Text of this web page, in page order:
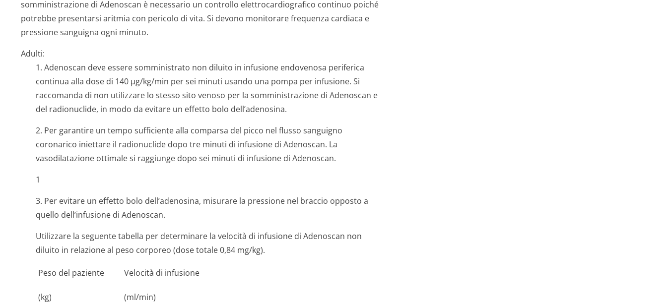
somministrazione di Adenoscan è necessario un controllo elettrocardio­grafico continuo poiché
potrebbe presentarsi aritmia con pericolo di vita. Si devono monitorare frequenza cardiaca e
pressione sanguigna ogni minuto.
Adulti:
1. Adenoscan deve essere somministrato non diluito in infusione endovenosa periferica
continua alla dose di 140 µg/kg/min per sei minuti usando una pompa per infusione. Si
raccomanda di non utilizzare lo stesso sito venoso per la somministrazione di Adenoscan e
del radionuclide, in modo da evitare un effetto bolo dell’adenosina.
2. Per garantire un tempo sufficiente alla comparsa del picco nel flusso sanguigno
coronarico iniettare il radionuclide dopo tre minuti di infusione di Adenoscan. La
vasodilatazione ottimale si raggiunge dopo sei minuti di infusione di Adenoscan.
1
3. Per evitare un effetto bolo dell’adenosina, misurare la pressione nel braccio opposto a
quello dell’infusione di Adenoscan.
Utilizzare la seguente tabella per determinare la velocità di infusione di Adenoscan non
diluito in relazione al peso corporeo (dose totale 0,84 mg/kg).
Peso del paziente Velocità di infusione
(kg) (ml/min)